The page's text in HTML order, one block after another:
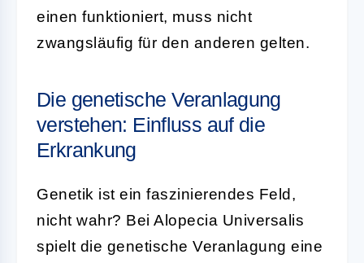
einen funktioniert, muss nicht
zwangsläufig für den anderen gelten.
Die genetische Veranlagung
verstehen: Einfluss auf die
Erkrankung
Genetik ist ein faszinierendes Feld,
nicht wahr? Bei Alopecia Universalis
spielt die genetische Veranlagung eine